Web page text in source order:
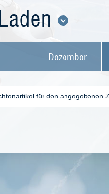
Dezember
für den angegebenen